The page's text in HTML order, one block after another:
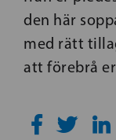
den här
med rätt
att förebrå